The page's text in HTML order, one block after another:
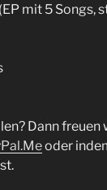
(EP mit 5 Songs,
Dann freuen
oder